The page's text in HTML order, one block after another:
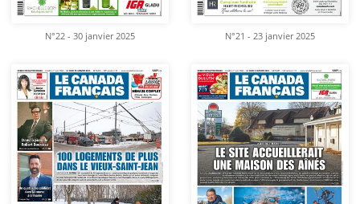
N°22 - 30 janvier 2025 N°21 - 23 janvier 2025